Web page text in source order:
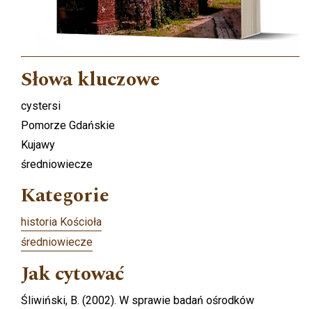
Słowa kluczowe
cystersi
Pomorze Gdańskie
Kujawy
średniowiecze
Kategorie
historia Kościoła
średniowiecze
Jak cytować
Śliwiński, B. (2002). W sprawie badań ośrodków